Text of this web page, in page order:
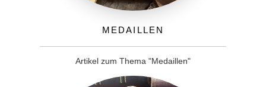
Medaillen
Artikel zum Thema "Medaillen"